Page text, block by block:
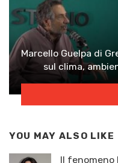
Marcello Guelpa di
sul clima,
YOU MAY ALSO LIKE
Il fenomeno